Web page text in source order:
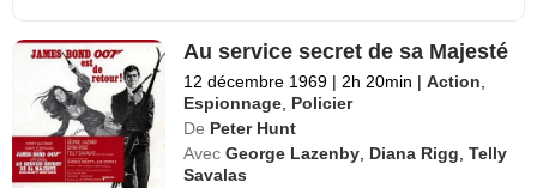
Au service secret de sa Majesté
12 décembre 1969 | 2h 20min | Action
Espionnage Policier
De Peter Hunt
Avec George Lazenby Diana Rigg ,Telly
Savalas